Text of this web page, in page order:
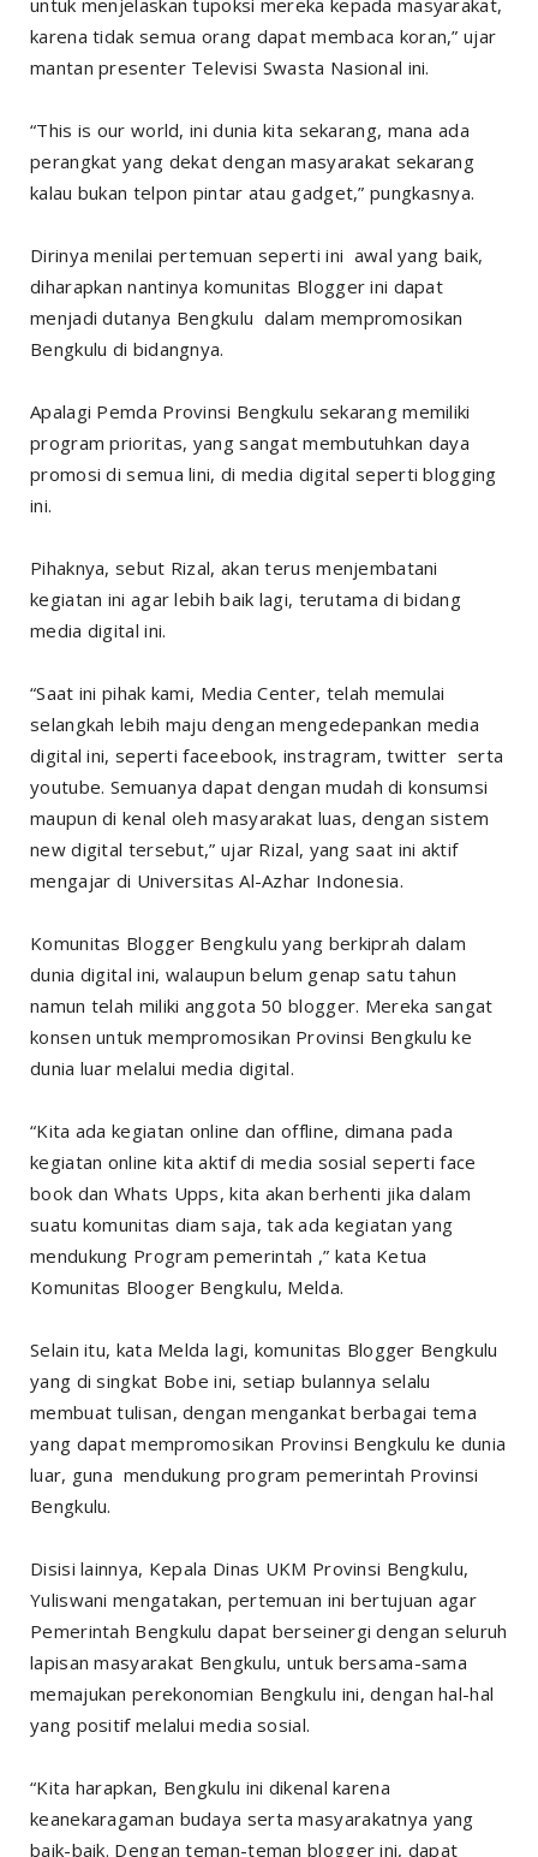
untuk menjelaskan tupoksi mereka kepada masyarakat,
karena tidak semua orang dapat membaca koran,” ujar
mantan presenter Televisi Swasta Nasional ini.
“This is our world, ini dunia kita sekarang, mana ada
perangkat yang dekat dengan masyarakat sekarang
kalau bukan telpon pintar atau gadget,” pungkasnya.
Dirinya menilai pertemuan seperti ini awal yang baik,
diharapkan nantinya komunitas Blogger ini dapat
menjadi dutanya Bengkulu dalam mempromosikan
Bengkulu di bidangnya.
Apalagi Pemda Provinsi Bengkulu sekarang memiliki
program prioritas, yang sangat membutuhkan daya
promosi di semua lini, di media digital seperti blogging
ini.
Pihaknya, sebut Rizal, akan terus menjembatani
kegiatan ini agar lebih baik lagi, terutama di bidang
media digital ini.
“Saat ini pihak kami, Media Center, telah memulai
selangkah lebih maju dengan mengedepankan media
digital ini, seperti faceebook, instragram, twitter serta
youtube. Semuanya dapat dengan mudah di konsumsi
maupun di kenal oleh masyarakat luas, dengan sistem
new digital tersebut,” ujar Rizal, yang saat ini aktif
mengajar di Universitas Al-Azhar Indonesia.
Komunitas Blogger Bengkulu yang berkiprah dalam
dunia digital ini, walaupun belum genap satu tahun
namun telah miliki anggota 50 blogger. Mereka sangat
konsen untuk mempromosikan Provinsi Bengkulu ke
dunia luar melalui media digital.
“Kita ada kegiatan online dan offline, dimana pada
kegiatan online kita aktif di media sosial seperti face
book dan Whats Upps, kita akan berhenti jika dalam
suatu komunitas diam saja, tak ada kegiatan yang
mendukung Program pemerintah ,” kata Ketua
Komunitas Blooger Bengkulu, Melda.
Selain itu, kata Melda lagi, komunitas Blogger Bengkulu
yang di singkat Bobe ini, setiap bulannya selalu
membuat tulisan, dengan mengankat berbagai tema
yang dapat mempromosikan Provinsi Bengkulu ke dunia
luar, guna mendukung program pemerintah Provinsi
Bengkulu.
Disisi lainnya, Kepala Dinas UKM Provinsi Bengkulu,
Yuliswani mengatakan, pertemuan ini bertujuan agar
Pemerintah Bengkulu dapat berseinergi dengan seluruh
lapisan masyarakat Bengkulu, untuk bersama-sama
memajukan perekonomian Bengkulu ini, dengan hal-hal
yang positif melalui media sosial.
“Kita harapkan, Bengkulu ini dikenal karena
keanekaragaman budaya serta masyarakatnya yang
baik-baik. Dengan teman-teman blogger ini, dapat